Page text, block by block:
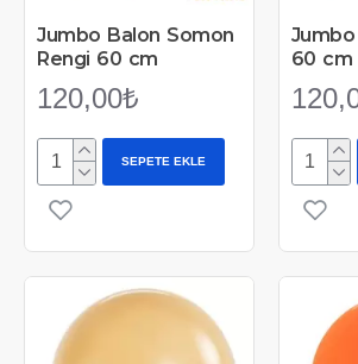
Jumbo Balon Somon
Rengi 60 cm
120,00₺
SEPETE EKLE
Jumbo
60 cm